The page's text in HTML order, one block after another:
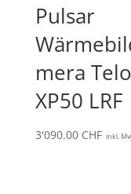
Pulsar
mera
XP50 LRF
3'090.00 CHF inkl.